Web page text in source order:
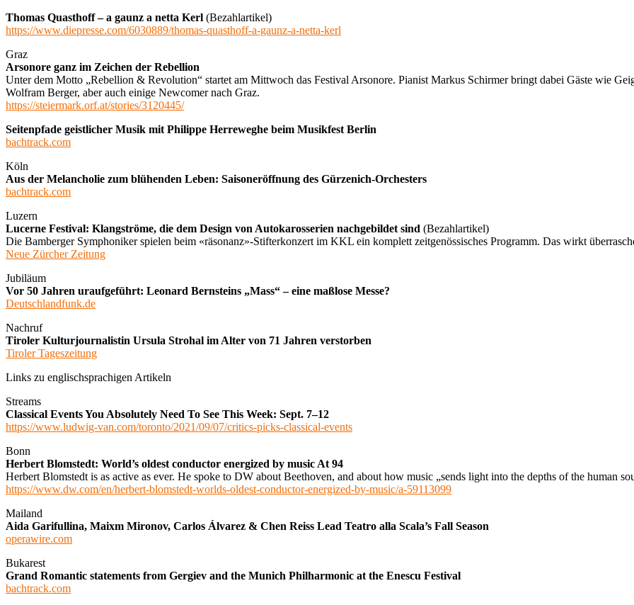
Thomas Quasthoff – a gaunz a netta Kerl (Bezahlartikel)
https://www.diepresse.com/6030889/thomas-quasthoff-a-gaunz-a-netta-kerl
Graz
Arsonore ganz im Zeichen der Rebellion
Unter dem Motto „Rebellion & Revolution“ startet am Mittwoch das Festival Arsonore. Pianist Markus Schirmer bringt dabei Gäste wie
Wolfram Berger, aber auch einige Newcomer nach Graz.
https://steiermark.orf.at/stories/3120445/
Seitenpfade geistlicher Musik mit Philippe Herreweghe beim Musikfest Berlin
bachtrack.com
Köln
Aus der Melancholie zum blühenden Leben: Saisoneröffnung des Gürzenich-Orchesters
bachtrack.com
Luzern
Lucerne Festival: Klangströme, die dem Design von Autokarosserien nachgebildet sind (Bezahlartikel)
Die Bamberger Symphoniker spielen beim «räsonanz»-Stifterkonzert im KKL ein komplett zeitgenössisches Programm. Das wirkt
Neue Zürcher Zeitung
Jubiläum
Vor 50 Jahren uraufgeführt: Leonard Bernsteins „Mass“ – eine maßlose Messe?
Deutschlandfunk.de
Nachruf
Tiroler Kulturjournalistin Ursula Strohal im Alter von 71 Jahren verstorben
Tiroler Tageszeitung
Links zu englischsprachigen Artikeln
Streams
Classical Events You Absolutely Need To See This Week: Sept. 7–12
https://www.ludwig-van.com/toronto/2021/09/07/critics-picks-classical-events
Bonn
Herbert Blomstedt: World’s oldest conductor energized by music At 94
Herbert Blomstedt is as active as ever. He spoke to DW about Beethoven, and about how music „sends light into the depths of the human
https://www.dw.com/en/herbert-blomstedt-worlds-oldest-conductor-energized-by-music/a-59113099
Mailand
Aida Garifullina, Maixm Mironov, Carlos Álvarez & Chen Reiss Lead Teatro alla Scala’s Fall Season
operawire.com
Bukarest
Grand Romantic statements from Gergiev and the Munich Philharmonic at the Enescu Festival
bachtrack.com